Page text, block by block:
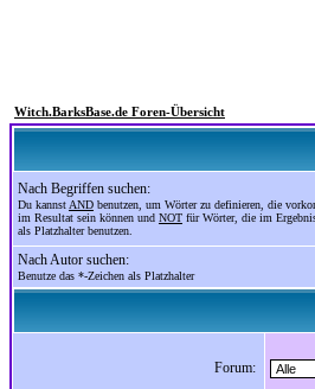
Witch.BarksBase.de Foren-Übersicht
Nach Begriffen suchen:
Du kannst AND benutzen, um Wörter zu definieren, die
im Resultat sein können und NOT für Wörter, die im
als Platzhalter benutzen.
Nach Autor suchen:
Benutze das *-Zeichen als Platzhalter
Forum: